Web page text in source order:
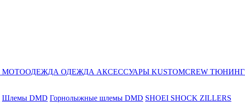
МОТООДЕЖДА ОДЕЖДА АКСЕССУАРЫ KUSTOMCREW ТЮНИНГ
Шлемы DMD Горнолыжные шлемы DMD SHOEI SHOCK ZILLERS